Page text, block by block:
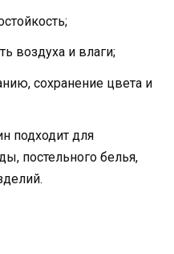
воздуха и влаги;
сохранение цвета и
подходит для
постельного белья,